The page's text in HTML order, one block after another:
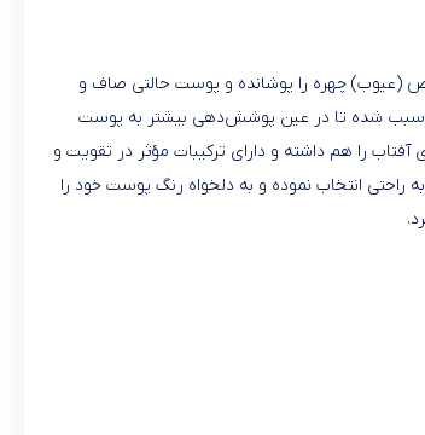
(عیوب) چهره را پوشانده و پوست حالتی صاف و
سبب شده تا در عین پوشش‌دهی بیشتر به پوست
را هم داشته و دارای ترکیبات مؤثر در تقویت و
انتخاب نموده و به دلخواه رنگ پوست خود را